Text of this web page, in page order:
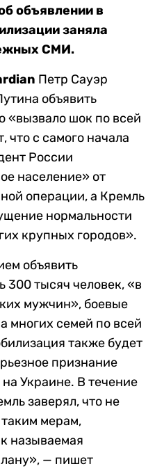
объявлении в
заняла
СМИ.
Петр Сауэр
объявить
«вызвало шок по всей
что с самого начала
России
население» от
операции, а Кремль
нормальности
крупных городов».
объявить
300 тысяч человек, «в
мужчин», боевые
многих семей по всей
также будет
признание
Украине. В течение
заверял, что не
таким мерам,
называемая
— пишет